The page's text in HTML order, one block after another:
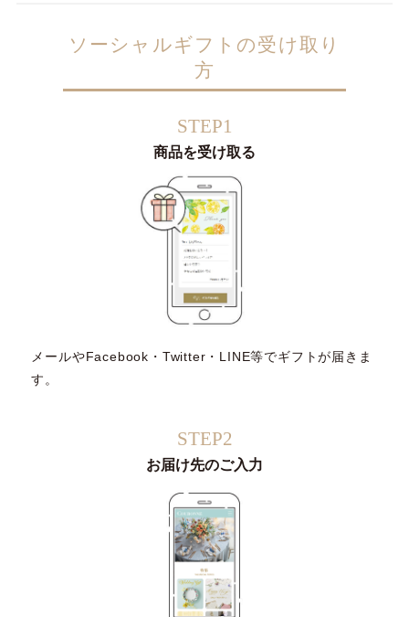
ソーシャルギフトの受け取り
方
STEP1
商品を受け取る
メールやFacebook・Twitter・LINE等でギフトが届きま
す。
STEP2
お届け先のご入力